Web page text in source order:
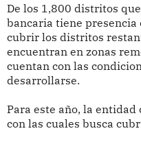
De los 1,800 distritos
bancaria tiene presencia
cubrir los distritos
encuentran en zonas
cuentan con las
desarrollarse.
Para este año, la entidad
con las cuales busca